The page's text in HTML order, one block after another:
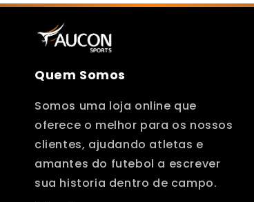
Quem Somos
Somos uma loja online que
oferece o melhor para os nossos
clientes, ajudando atletas e
amantes do futebol a escrever
sua historia dentro de campo.